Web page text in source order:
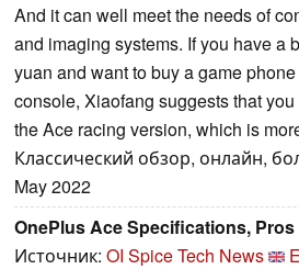
And it can well meet the needs of
and imaging systems. If you have a
yuan and want to buy a game
console, Xiaofang suggests that
the Ace racing version, which is
Классический обзор, онлайн,
May 2022
OnePlus Ace Specifications,
Источник: OI Spice Tech News